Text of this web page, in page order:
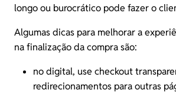
longo ou burocrático pode fazer o
Algumas dicas para melhorar a
na finalização da compra são:
no digital, use checkout
redirecionamentos para outras